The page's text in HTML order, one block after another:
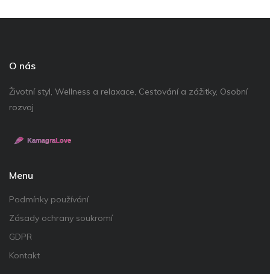
O nás
Životní styl, Wellness a relaxace, Cestování a zážitky, Osobní
rozvoj
Menu
Podmínky používání
Zásady ochrany soukromí
GDPR
Kontakt